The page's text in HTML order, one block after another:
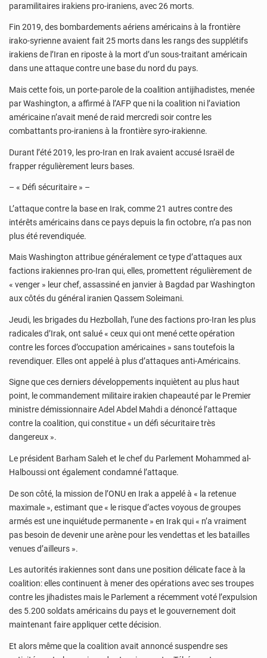
paramilitaires irakiens pro-iraniens, avec 26 morts.
Fin 2019, des bombardements aériens américains à la frontière
irako-syrienne avaient fait 25 morts dans les rangs des supplétifs
irakiens de l’Iran en riposte à la mort d’un sous-traitant américain
dans une attaque contre une base du nord du pays.
Mais cette fois, un porte-parole de la coalition antijihadistes, menée
par Washington, a affirmé à l’AFP que ni la coalition ni l’aviation
américaine n’avait mené de raid mercredi soir contre les
combattants pro-iraniens à la frontière syro-irakienne.
Durant l’été 2019, les pro-Iran en Irak avaient accusé Israël de
frapper régulièrement leurs bases.
– « Défi sécuritaire » –
L’attaque contre la base en Irak, comme 21 autres contre des
intérêts américains dans ce pays depuis la fin octobre, n’a pas non
plus été revendiquée.
Mais Washington attribue généralement ce type d’attaques aux
factions irakiennes pro-Iran qui, elles, promettent régulièrement de
« venger » leur chef, assassiné en janvier à Bagdad par Washington
aux côtés du général iranien Qassem Soleimani.
Jeudi, les brigades du Hezbollah, l’une des factions pro-Iran les plus
radicales d’Irak, ont salué « ceux qui ont mené cette opération
contre les forces d’occupation américaines » sans toutefois la
revendiquer. Elles ont appelé à plus d’attaques anti-Américains.
Signe que ces derniers développements inquiètent au plus haut
point, le commandement militaire irakien chapeauté par le Premier
ministre démissionnaire Adel Abdel Mahdi a dénoncé l’attaque
contre la coalition, qui constitue « un défi sécuritaire très
dangereux ».
Le président Barham Saleh et le chef du Parlement Mohammed al-
Halboussi ont également condamné l’attaque.
De son côté, la mission de l’ONU en Irak a appelé à « la retenue
maximale », estimant que « le risque d’actes voyous de groupes
armés est une inquiétude permanente » en Irak qui « n’a vraiment
pas besoin de devenir une arène pour les vendettas et les batailles
venues d’ailleurs ».
Les autorités irakiennes sont dans une position délicate face à la
coalition: elles continuent à mener des opérations avec ses troupes
contre les jihadistes mais le Parlement a récemment voté l’expulsion
des 5.200 soldats américains du pays et le gouvernement doit
maintenant faire appliquer cette décision.
Et alors même que la coalition avait annoncé suspendre ses